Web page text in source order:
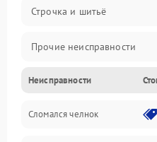
Строчка и шитьё
Прочие неисправности
Электроника
Управление и электроника
Неисправности
Сломался челнок